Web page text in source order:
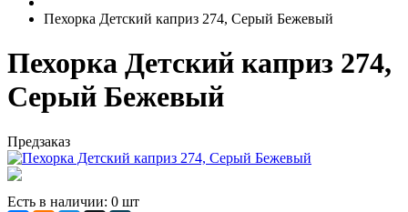
Пехорка Детский каприз 274, Серый Бежевый
Пехорка Детский каприз 274,
Серый Бежевый
Предзаказ
Есть в наличии: 0 шт